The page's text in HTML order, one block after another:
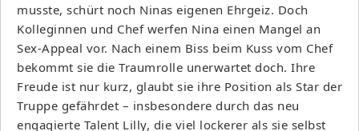
musste, schürt noch Ninas eigenen Ehrgeiz. Doch
Kolleginnen und Chef werfen Nina einen Mangel an
Sex-Appeal vor. Nach einem Biss beim Kuss vom Chef
bekommt sie die Traumrolle unerwartet doch. Ihre
Freude ist nur kurz, glaubt sie ihre Position als Star der
Truppe gefährdet – insbesondere durch das neu
engagierte Talent Lilly, die viel lockerer als sie selbst